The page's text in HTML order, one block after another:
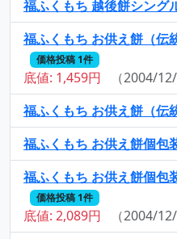
福ふくもち 越後餅シング
福ふくもち お供え餅（伝
価格投稿 1件
底値: 1,459円
（2004/
福ふくもち お供え餅（伝
福ふくもち お供え餅個包
福ふくもち お供え餅個包
価格投稿 1件
底値: 2,089円
（2004/